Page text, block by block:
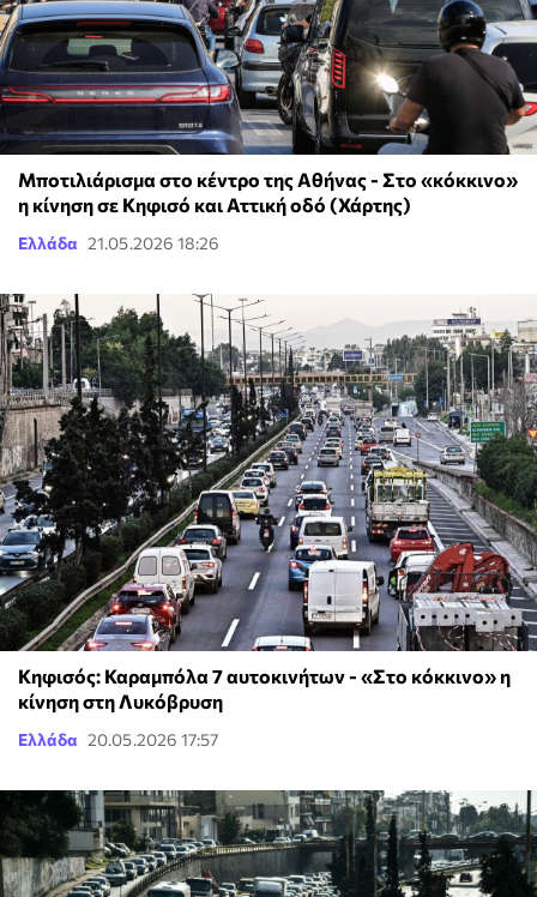
Μποτιλιάρισμα στο κέντρο της Αθήνας - Στο «κόκκινο»
η κίνηση σε Κηφισό και Αττική οδό (Χάρτης)
Ελλάδα 21.05.2026 18:26
Κηφισός: Καραμπόλα 7 αυτοκινήτων - «Στο κόκκινο» η
κίνηση στη Λυκόβρυση
Ελλάδα 20.05.2026 17:57